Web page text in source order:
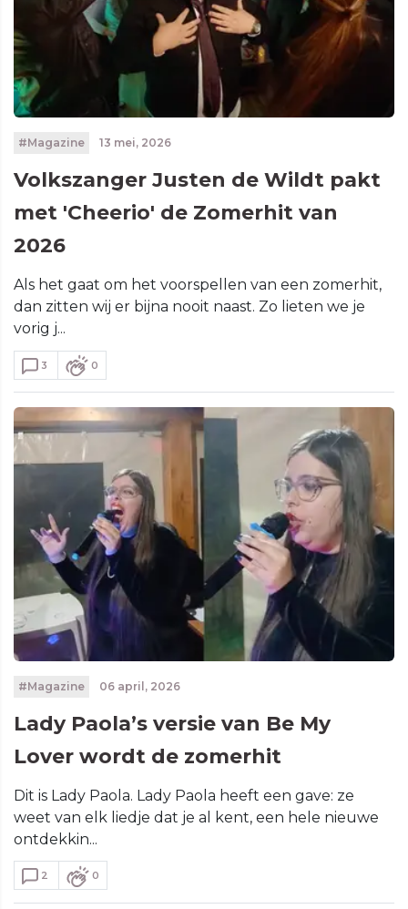
#Magazine 13 mei, 2026
Volkszanger Justen de Wildt pakt
met 'Cheerio' de Zomerhit van
2026
Als het gaat om het voorspellen van een zomerhit,
dan zitten wij er bijna nooit naast. Zo lieten we je
vorig j...
3 0
#Magazine 06 april, 2026
Lady Paola’s versie van Be My
Lover wordt de zomerhit
Dit is Lady Paola. Lady Paola heeft een gave: ze
weet van elk liedje dat je al kent, een hele nieuwe
ontdekkin...
2 0